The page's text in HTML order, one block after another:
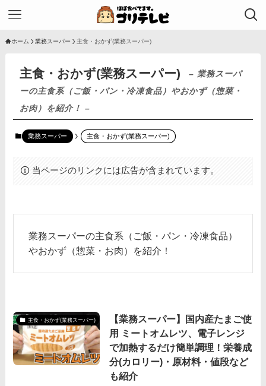
ホーム 業務スーパー 主食・おかず(業務スーパー)
主食・おかず(業務スーパー)
– 業務スーパ
ーの主食系（ご飯・パン・冷凍食品）やおかず（惣菜・
お肉）を紹介！ –
業務スーパー 主食・おかず(業務スーパー)
当ページのリンクには広告が含まれています。
業務スーパーの主食系（ご飯・パン・冷凍食品）
やおかず（惣菜・お肉）を紹介！
主食・おかず(業務スーパー)
【業務スーパー】国内産たまご使
用 ミートオムレツ、電子レンジ
で加熱するだけ簡単調理！栄養成
分(カロリー)・原材料・値段など
も紹介